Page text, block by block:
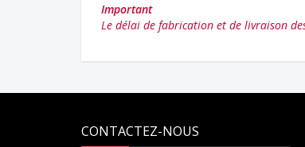
Important
Le délai de fabrication et de livraison
CONTACTEZ-NOUS